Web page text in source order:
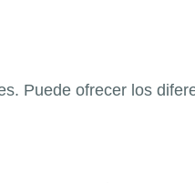
Puede ofrecer los